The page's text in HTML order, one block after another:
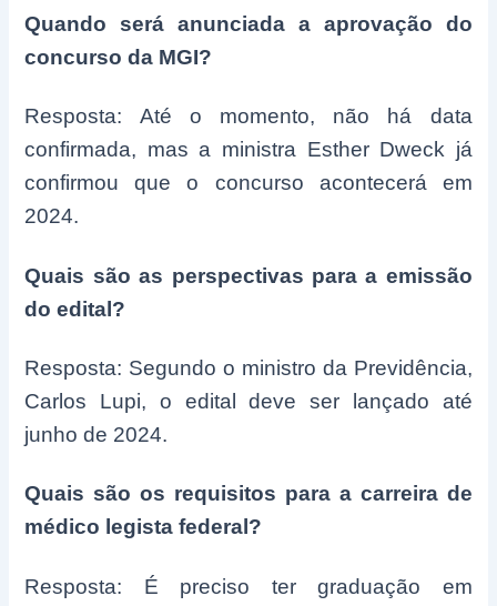
Quando será anunciada a aprovação do
concurso da MGI?
Resposta: Até o momento, não há data
confirmada, mas a ministra Esther Dweck já
confirmou que o concurso acontecerá em
2024.
Quais são as perspectivas para a emissão
do edital?
Resposta: Segundo o ministro da Previdência,
Carlos Lupi, o edital deve ser lançado até
junho de 2024.
Quais são os requisitos para a carreira de
médico legista federal?
Resposta: É preciso ter graduação em